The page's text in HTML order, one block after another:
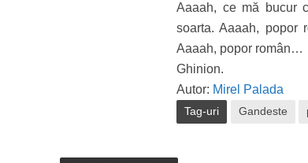
Aaaah, ce mă bucur
soarta. Aaaah, popor
Aaaah, popor român…
Ghinion.
Autor: Mirel Palada
Tag-uri Gandeste